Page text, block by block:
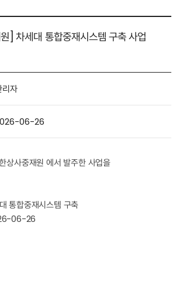
] 차세대 통합중재시스템 구축 사업
리자
06-26
상사중재원 에서 발주한 사업을
통합중재시스템 구축
06-26